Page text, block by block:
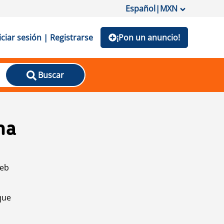
Español|MXN
sesión | Registrarse ¡Pon un anuncio!
Buscar